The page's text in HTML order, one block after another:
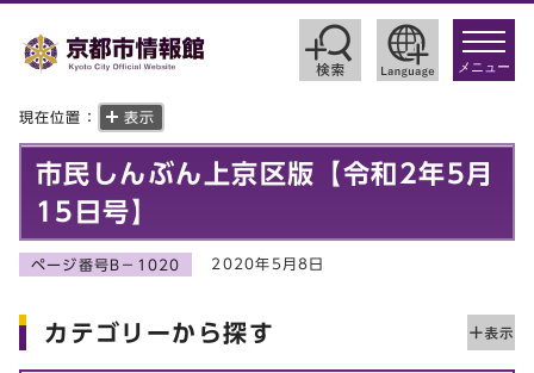
toggle
メニュー
現在位置： 表示
市民しんぶん上京区版【令和2年5月
15日号】
ページ番号B－1020 2020年5月8日
カテゴリーから探す